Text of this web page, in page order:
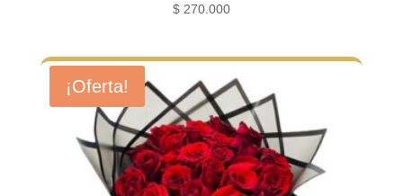
$270.000
¡Oferta!